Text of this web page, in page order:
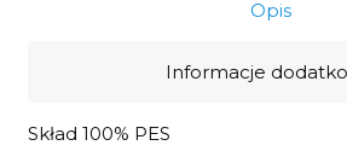
Opis
Informacje
Skład 100% PES